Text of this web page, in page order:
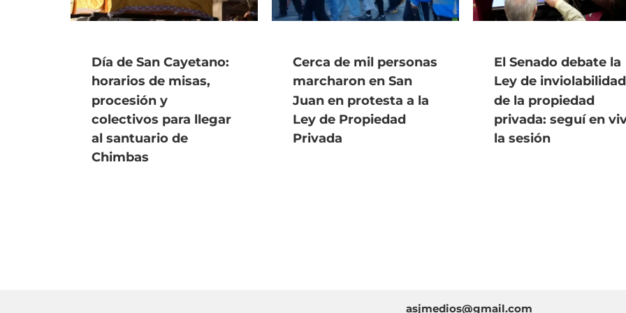
Día de San Cayetano:
horarios de misas,
procesión y
colectivos para llegar
al santuario de
Chimbas
Cerca de mil personas
marcharon en San
Juan en protesta a la
Ley de Propiedad
Privada
El Senado debate la
Ley de inviolabilidad
de la propiedad
privada: seguí en
la sesión
asjmedios@gmail.com